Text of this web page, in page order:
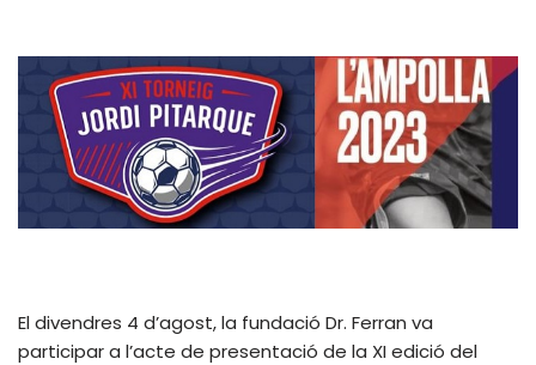
El divendres 4 d’agost, la fundació Dr. Ferran va
participar a l’acte de presentació de la XI edició del